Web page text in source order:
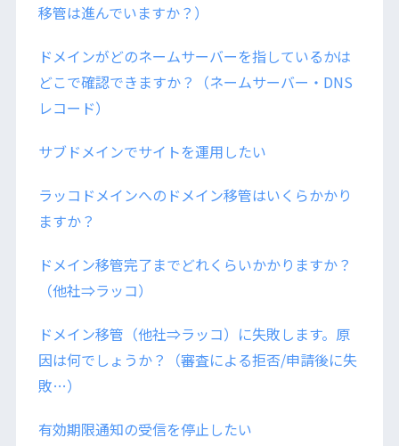
移管は進んでいますか？）
ドメインがどのネームサーバーを指しているかは
どこで確認できますか？（ネームサーバー・DNS
レコード）
サブドメインでサイトを運用したい
ラッコドメインへのドメイン移管はいくらかかり
ますか？
ドメイン移管完了までどれくらいかかりますか？
（他社⇒ラッコ）
ドメイン移管（他社⇒ラッコ）に失敗します。原
因は何でしょうか？（審査による拒否/申請後に失
敗…）
有効期限通知の受信を停止したい